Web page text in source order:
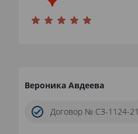
Вероника Авдеева
Договор № СЗ-1124-21